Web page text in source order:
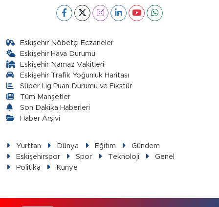
Eskişehir Nöbetçi Eczaneler
Eskişehir Hava Durumu
Eskişehir Namaz Vakitleri
Eskişehir Trafik Yoğunluk Haritası
Süper Lig Puan Durumu ve Fikstür
Tüm Manşetler
Son Dakika Haberleri
Haber Arşivi
Yurttan Dünya Eğitim
Gündem
Eskişehirspor
Spor Teknoloji
Genel
Politika
Künye